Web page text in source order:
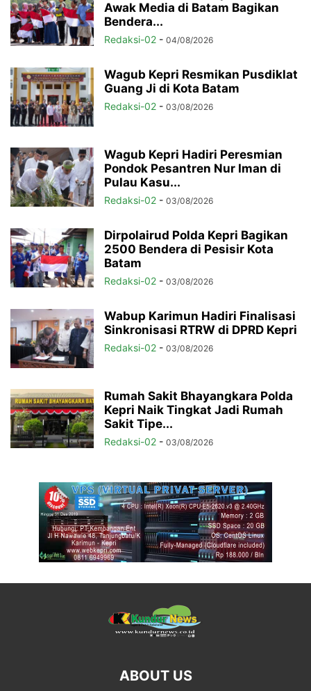
Awak Media di Batam Bagikan
Bendera...
Redaksi-02 - 04/08/2026
Wagub Kepri Resmikan Pusdiklat
Guang Ji di Kota Batam
Redaksi-02 - 03/08/2026
Wagub Kepri Hadiri Peresmian
Pondok Pesantren Nur Iman di
Pulau Kasu...
Redaksi-02 - 03/08/2026
Dirpolairud Polda Kepri Bagikan
2500 Bendera di Pesisir Kota
Batam
Redaksi-02 - 03/08/2026
Wabup Karimun Hadiri Finalisasi
Sinkronisasi RTRW di DPRD Kepri
Redaksi-02 - 03/08/2026
Rumah Sakit Bhayangkara Polda
Kepri Naik Tingkat Jadi Rumah
Sakit Tipe...
Redaksi-02 - 03/08/2026
ABOUT US